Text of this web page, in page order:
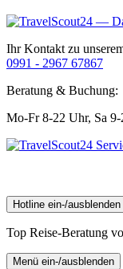
Ihr Kontakt zu
0991 - 2967 67867
Beratung & Buchung:
Mo-Fr 8-22 Uhr, Sa
Hotline ein-/ausblenden
Top Reise-Beratung
Menü ein-/ausblenden